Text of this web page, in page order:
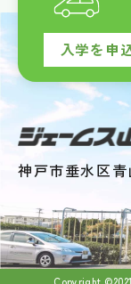
入学を申
神戸市垂水区